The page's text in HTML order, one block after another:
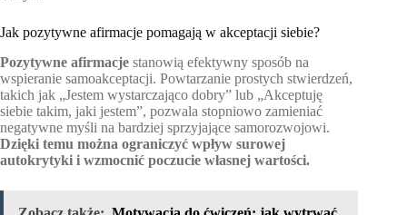
Jak pozytywne afirmacje pomagają w akceptacji siebie?
Pozytywne afirmacje stanowią efektywny sposób na
wspieranie samoakceptacji. Powtarzanie prostych stwierdzeń,
takich jak „Jestem wystarczająco dobry” lub „Akceptuję
siebie takim, jaki jestem”, pozwala stopniowo zamieniać
negatywne myśli na bardziej sprzyjające samorozwojowi.
Dzięki temu można ograniczyć wpływ surowej
autokrytyki i wzmocnić poczucie własnej wartości.